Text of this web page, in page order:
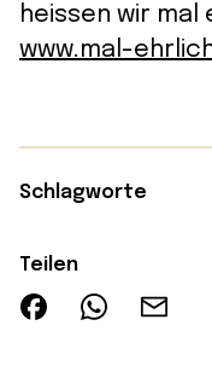
heissen wir mal
www.mal-
Schlagworte
Teilen